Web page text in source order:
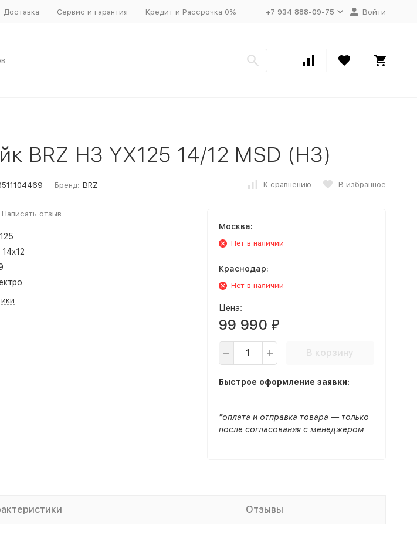
Доставка Сервис и гарантия Кредит и Рассрочка 0% +7 934 888-09-75 Войти
BRZ H3 YX125 14/12 MSD (H3)
Бренд: BRZ К сравнению В избранное
Написать отзыв
125
14x12
Москва:
Нет в наличии
Краснодар:
Нет в наличии
Цена:
99 990 ₽
В корзину
Быстрое оформление заявки:
*оплата и отправка товара — только
после согласования с менеджером
Отзывы